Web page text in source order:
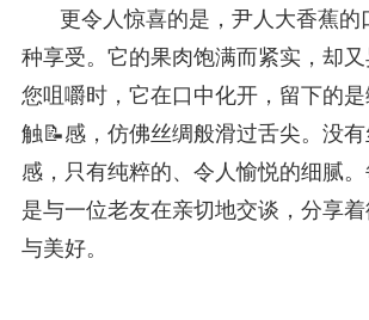
更令人惊喜的是，尹人大香蕉的
种享受。它的果肉饱满而紧实，却
您咀嚼时，它在口中化开，留下的
触📝感，仿佛丝绸般滑过舌尖。没
感，只有纯粹的、令人愉悦的细腻
是与一位老友在亲切地交谈，分享
与美好。